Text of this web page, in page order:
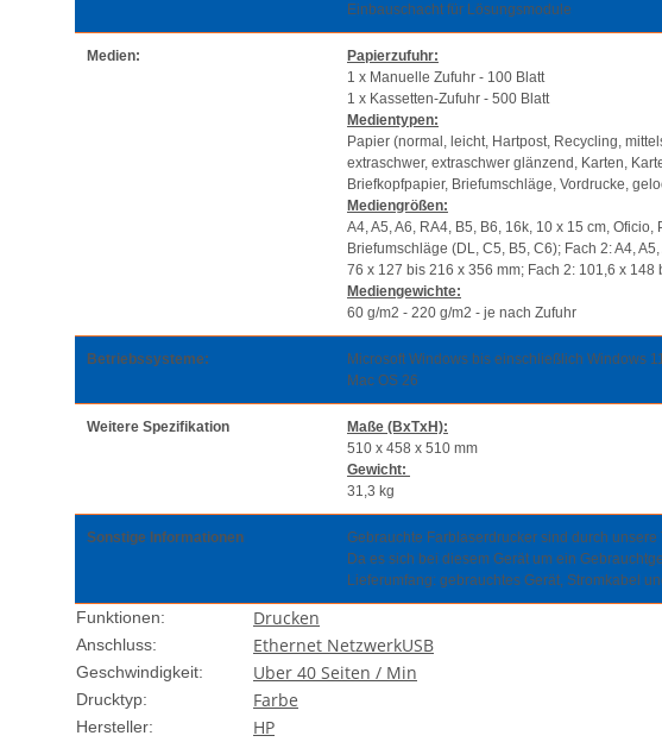
Einbauschacht für Lösungsmodule
Medien:
Papierzufuhr:
1 x Manuelle Zufuhr - 100 Blatt
1 x Kassetten-Zufuhr - 500 Blatt
Medientypen:
Papier (normal, leicht, Hartpost, Recycling,
extraschwer, extraschwer glänzend, Karten,
Briefkopfpapier, Briefumschläge, Vordrucke,
Mediengrößen:
A4, A5, A6, RA4, B5, B6, 16k, 10 x 15 cm,
Briefumschläge (DL, C5, B5, C6); Fach 2: A4,
76 x 127 bis 216 x 356 mm; Fach 2: 101,6 x 148
Mediengewichte:
60 g/m2 - 220 g/m2 - je nach Zufuhr
Betriebssysteme:
Microsoft Windows bis einschließlich Windows
Mac OS 26
Weitere Spezifikation
Maße (BxTxH):
510 x 458 x 510 mm
Gewicht:
31,3 kg
Sonstige Informationen
Gebrauchte Farblaserdrucker sind durch
Da es sich bei diesem Gerät um ein
Lieferumfang: gebrauchtes Gerät, Stromkabel
Funktionen: Drucken
Anschluss: Ethernet NetzwerkUSB
Geschwindigkeit: Uber 40 Seiten / Min
Drucktyp: Farbe
Hersteller: HP